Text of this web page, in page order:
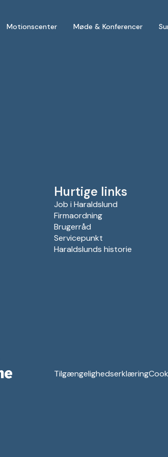
Motionscenter Møde & Konferencer
Hurtige links
Job i Haraldslund
Firmaordning
Brugerråd
Servicepunkt
Haraldslunds historie
Tilgængelighedserklæring